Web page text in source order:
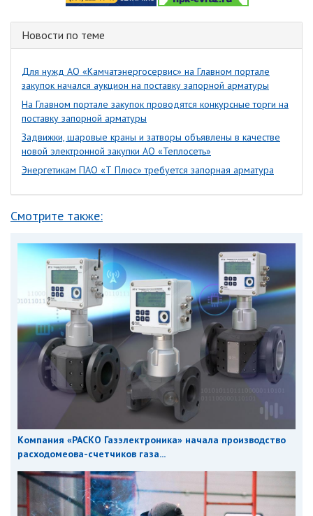
Новости по теме
Для нужд АО «Камчатэнергосервис» на Главном портале
закупок начался аукцион на поставку запорной арматуры
На Главном портале закупок проводятся конкурсные торги на
поставку запорной арматуры
Задвижки, шаровые краны и затворы объявлены в качестве
новой электронной закупки АО «Теплосеть»
Энергетикам ПАО «Т Плюс» требуется запорная арматура
Смотрите также:
Компания «РАСКО Газэлектроника» начала производство
расходомеова-счетчиков газа...